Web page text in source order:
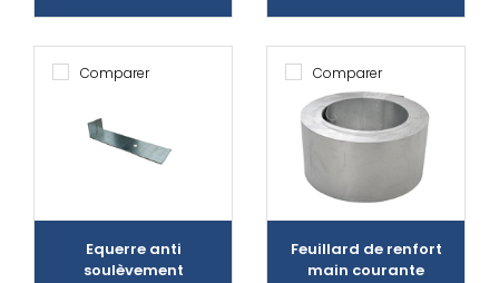
Comparer
Equerre anti
soulèvement
Comparer
Feuillard de renfort
main courante